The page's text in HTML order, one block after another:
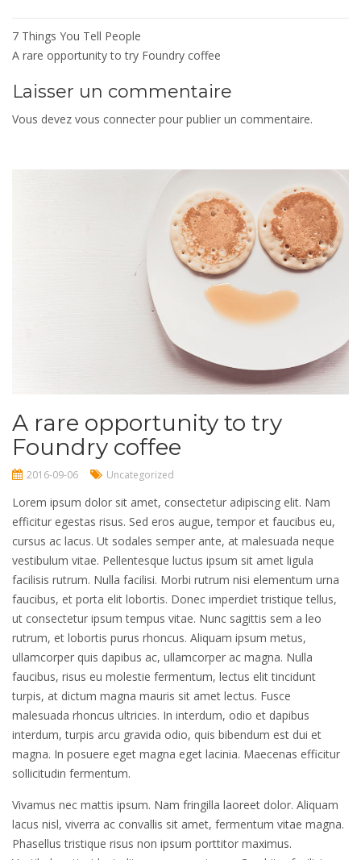
Navigation
de
l’article
7 Things You Tell People
A rare opportunity to try Foundry coffee
Laisser un commentaire
Vous devez vous connecter pour publier un commentaire.
A rare opportunity to try
Foundry coffee
2016-09-06 Uncategorized
Lorem ipsum dolor sit amet, consectetur adipiscing elit. Nam
efficitur egestas risus. Sed eros augue, tempor et faucibus eu,
cursus ac lacus. Ut sodales semper ante, at malesuada neque
vestibulum vitae. Pellentesque luctus ipsum sit amet ligula
facilisis rutrum. Nulla facilisi. Morbi rutrum nisi elementum urna
faucibus, et porta elit lobortis. Donec imperdiet tristique tellus,
ut consectetur ipsum tempus vitae. Nunc sagittis sem a leo
rutrum, et lobortis purus rhoncus. Aliquam ipsum metus,
ullamcorper quis dapibus ac, ullamcorper ac magna. Nulla
faucibus, risus eu molestie fermentum, lectus elit tincidunt
turpis, at dictum magna mauris sit amet lectus. Fusce
malesuada rhoncus ultricies. In interdum, odio et dapibus
interdum, turpis arcu gravida odio, quis bibendum est dui et
magna. In posuere eget magna eget lacinia. Maecenas efficitur
sollicitudin fermentum.
Vivamus nec mattis ipsum. Nam fringilla laoreet dolor. Aliquam
lacus nisl, viverra ac convallis sit amet, fermentum vitae magna.
Phasellus tristique risus non ipsum porttitor maximus.